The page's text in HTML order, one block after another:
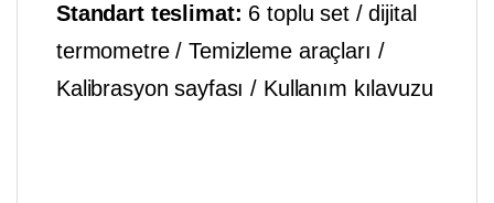
Standart teslimat: 6 toplu set / dijital
termometre / Temizleme araçları /
Kalibrasyon sayfası / Kullanım kılavuzu